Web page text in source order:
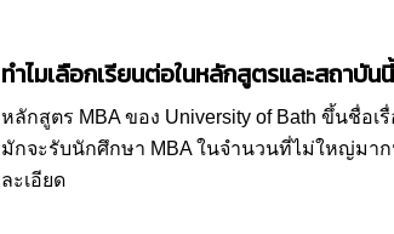
ทำไมเลือกเรียนต่อในหลักสูตรและสถาบันนี้
หลักสูตร MBA ของ University of Bath ขึ้นชื่อ
มักจะรับนักศึกษา MBA ในจำนวนที่ไม่ใหญ่มา
ละเอียด